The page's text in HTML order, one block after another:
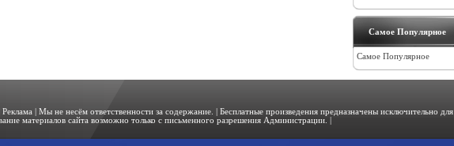
Самое Популярное
Самое Популярное
Реклама
| Мы не несём ответственности за содержание. | Бесплатные произведения предназначены исключительно для
материалов сайта возможно только с письменного разрешения Администрации. |